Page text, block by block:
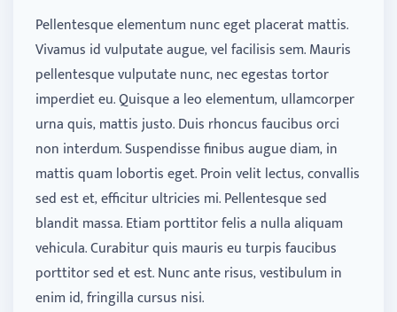
Pellentesque elementum nunc eget placerat mattis.
Vivamus id vulputate augue, vel facilisis sem. Mauris
pellentesque vulputate nunc, nec egestas tortor
imperdiet eu. Quisque a leo elementum, ullamcorper
urna quis, mattis justo. Duis rhoncus faucibus orci
non interdum. Suspendisse finibus augue diam, in
mattis quam lobortis eget. Proin velit lectus, convallis
sed est et, efficitur ultricies mi. Pellentesque sed
blandit massa. Etiam porttitor felis a nulla aliquam
vehicula. Curabitur quis mauris eu turpis faucibus
porttitor sed et est. Nunc ante risus, vestibulum in
enim id, fringilla cursus nisi.